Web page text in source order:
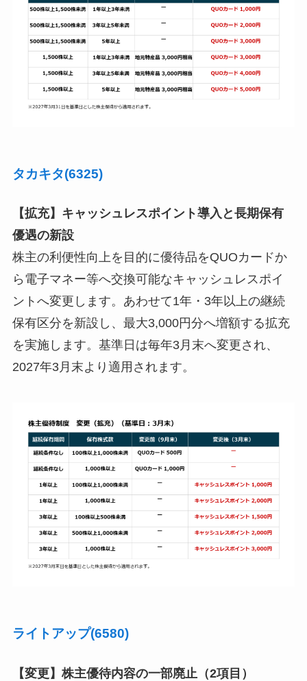
タカキタ(6325)
【拡充】キャッシュレスポイント導入と長期保有
優遇の新設
株主の利便性向上を目的に優待品をQUOカードか
ら電子マネー等へ交換可能なキャッシュレスポイ
ントへ変更します。あわせて1年・3年以上の継続
保有区分を新設し、最大3,000円分へ増額する拡充
を実施します。基準日は毎年3月末へ変更され、
2027年3月末より適用されます。
ライトアップ(6580)
【変更】株主優待内容の一部廃止（2項目）